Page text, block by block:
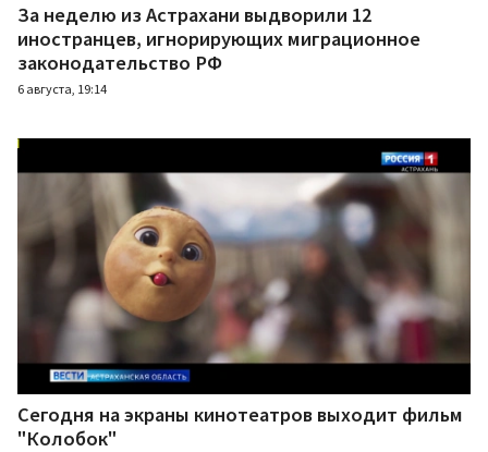
За неделю из Астрахани выдворили 12
иностранцев, игнорирующих миграционное
законодательство РФ
6 августа, 19:14
Сегодня на экраны кинотеатров выходит фильм
"Колобок"